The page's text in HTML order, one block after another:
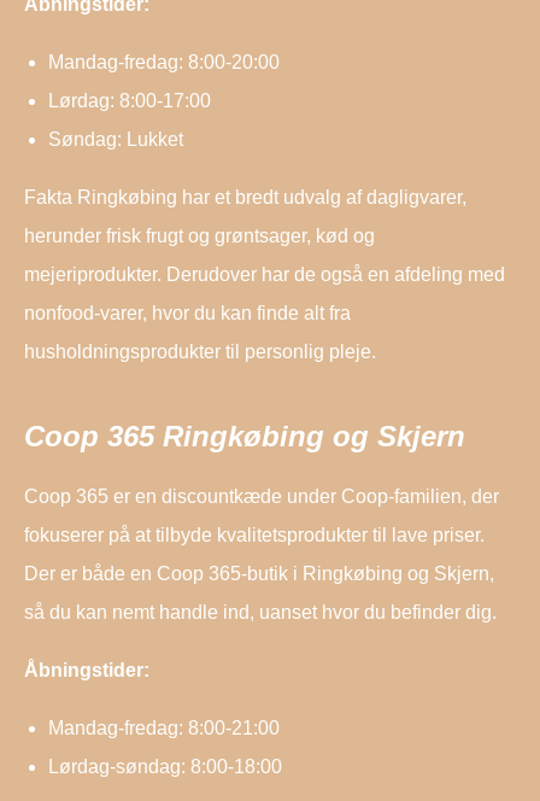
Mandag-fredag: 8:00-20:00
Lørdag: 8:00-17:00
Søndag: Lukket
Fakta Ringkøbing har et bredt udvalg af dagligvarer,
herunder frisk frugt og grøntsager, kød og
mejeriprodukter. Derudover har de også en afdeling med
nonfood-varer, hvor du kan finde alt fra
husholdningsprodukter til personlig pleje.
Coop 365 Ringkøbing og Skjern
Coop 365 er en discountkæde under Coop-familien, der
fokuserer på at tilbyde kvalitetsprodukter til lave priser.
Der er både en Coop 365-butik i Ringkøbing og Skjern,
så du kan nemt handle ind, uanset hvor du befinder dig.
Åbningstider:
Mandag-fredag: 8:00-21:00
Lørdag-søndag: 8:00-18:00